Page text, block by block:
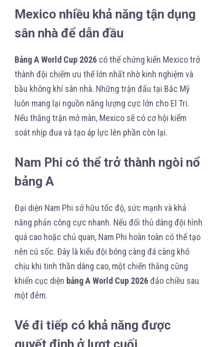
Mexico nhiều khả năng tận dụng
sân nhà để dẫn đầu
Bảng A World Cup 2026 có thể chứng kiến Mexico trở
thành đội chiếm ưu thế lớn nhất nhờ kinh nghiệm và
bầu không khí sân nhà. Những trận đấu tại Bắc Mỹ
luôn mang lại nguồn năng lượng cực lớn cho El Tri.
Nếu thắng trận mở màn, Mexico sẽ có cơ hội kiểm
soát nhịp đua và tạo áp lực lên phần còn lại.
Nam Phi có thể trở thành ngòi nổ
bảng A
Đại diện Nam Phi sở hữu tốc độ, sức mạnh và khả
năng phản công cực nhanh. Nếu đối thủ dâng đội hình
quá cao hoặc chủ quan, Nam Phi hoàn toàn có thể tạo
nên cú sốc. Đây là kiểu đội bóng càng đá càng khó
chịu khi tinh thần dâng cao, một chiến thắng cũng
khiến cục diện bảng A World Cup 2026đảo chiều sau
một đêm.
Vé đi tiếp có khả năng được